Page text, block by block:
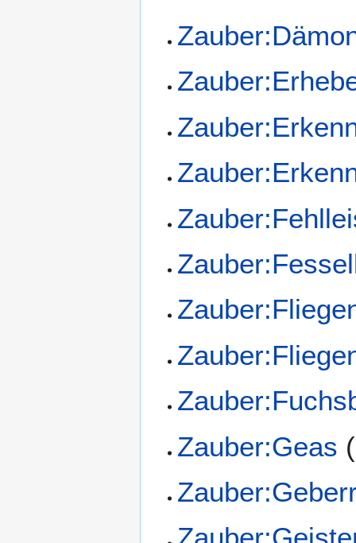
Zauber:Geas